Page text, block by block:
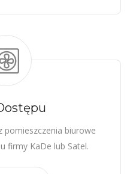
pomieszczenia biurowe
firmy KaDe lub Satel.